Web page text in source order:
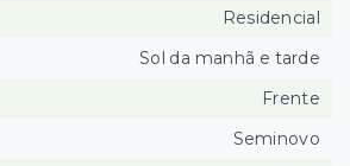
Residencial
Sol da manhã e tarde
Frente
Seminovo